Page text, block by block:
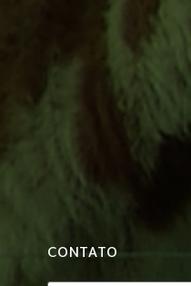
CONTATO